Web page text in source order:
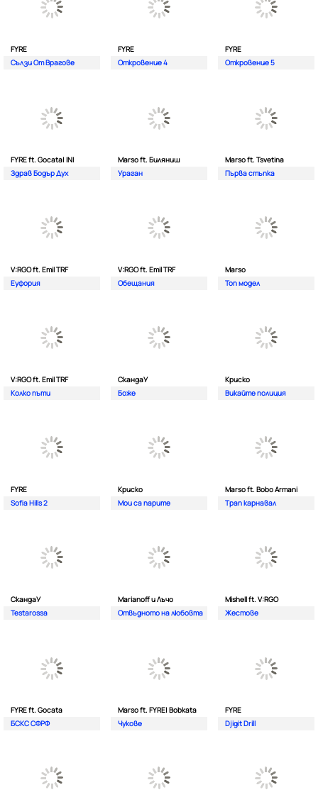
FYRE
Сълзи От Врагове
FYRE
Откровение 4
FYRE
Откровение 5
FYRE ft. Gocata| INI
Здрав Бодър Дух
Marso ft. Биляниш
Ураган
Marso ft. Tsvetina
Първа стъпка
V:RGO ft. Emil TRF
Еуфория
V:RGO ft. Emil TRF
Обещания
Marso
Топ модел
V:RGO ft. Emil TRF
Колко пъти
СкандаУ
Боже
Криско
Викайте полиция
FYRE
Sofia Hills 2
Криско
Мои са парите
Marso ft. Bobo Armani
Трап карнавал
СкандаУ
Testarossa
Marianoff и Лъчо
Отвъдното на любовта
Mishell ft. V:RGO
Жестове
FYRE ft. Gocata
БСКС СФРФ
Marso ft. FYRE| Bobkata
Чукове
FYRE
Djigit Drill